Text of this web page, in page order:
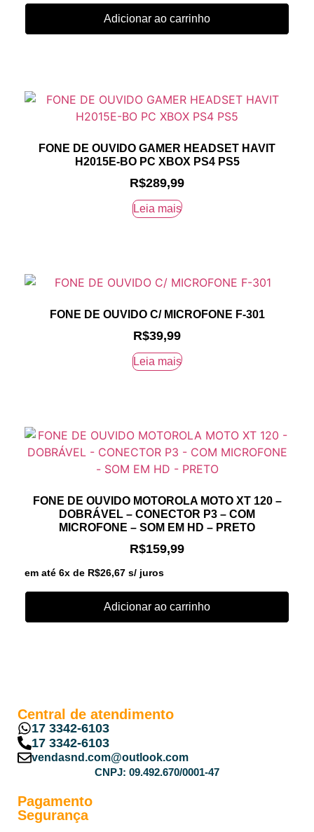
Adicionar ao carrinho
FONE DE OUVIDO GAMER HEADSET HAVIT
H2015E-BO PC XBOX PS4 PS5
R$289,99
Leia mais
FONE DE OUVIDO C/ MICROFONE F-301
R$39,99
Leia mais
FONE DE OUVIDO MOTOROLA MOTO XT 120 –
DOBRÁVEL – CONECTOR P3 – COM
MICROFONE – SOM EM HD – PRETO
R$159,99
em até 6x de R$26,67 s/ juros
Adicionar ao carrinho
Central de atendimento
17 3342-6103
17 3342-6103
vendasnd.com@outlook.com
CNPJ: 09.492.670/0001-47
Pagamento
Segurança